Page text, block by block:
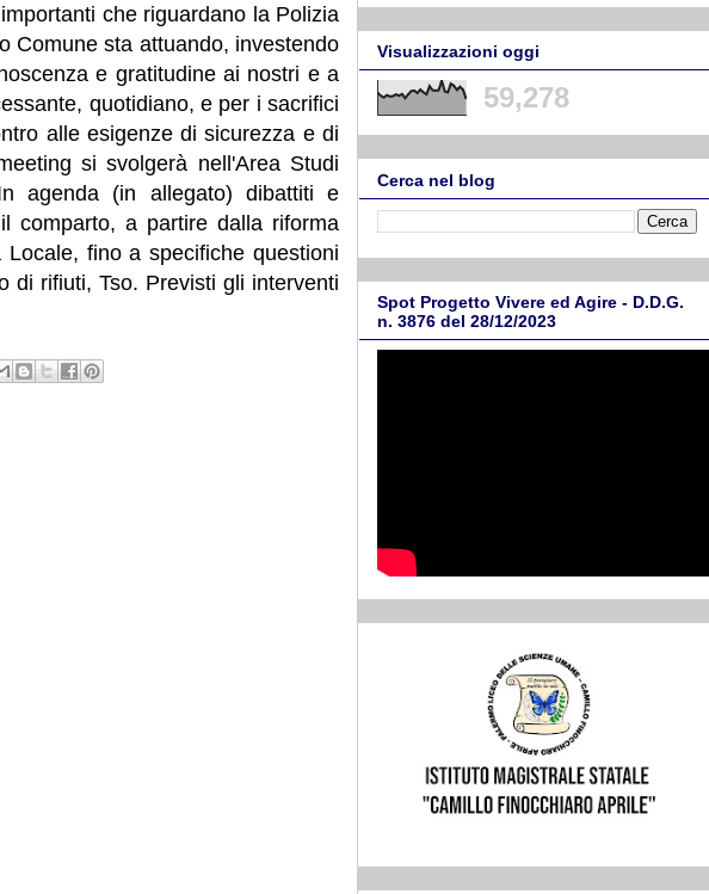
che riguardano la Polizia
Comune sta attuando, investendo
e gratitudine ai nostri e a
quotidiano, e per i sacrifici
alle esigenze di sicurezza e di
si svolgerà nell'Area Studi
agenda (in allegato) dibattiti e
comparto, a partire dalla riforma
fino a specifiche questioni
di rifiuti, Tso. Previsti gli interventi
Visualizzazioni oggi
59,278
Cerca nel blog
Spot Progetto Vivere ed Agire - D.D.G.
n. 3876 del 28/12/2023